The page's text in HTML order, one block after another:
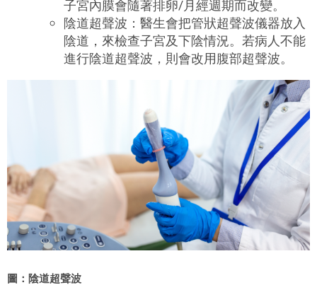
子宮內膜會隨著排卵/月經週期而改變。
陰道超聲波：醫生會把管狀超聲波儀器放入
陰道，來檢查子宮及下陰情況。若病人不能
進行陰道超聲波，則會改用腹部超聲波。
圖：陰道超聲波